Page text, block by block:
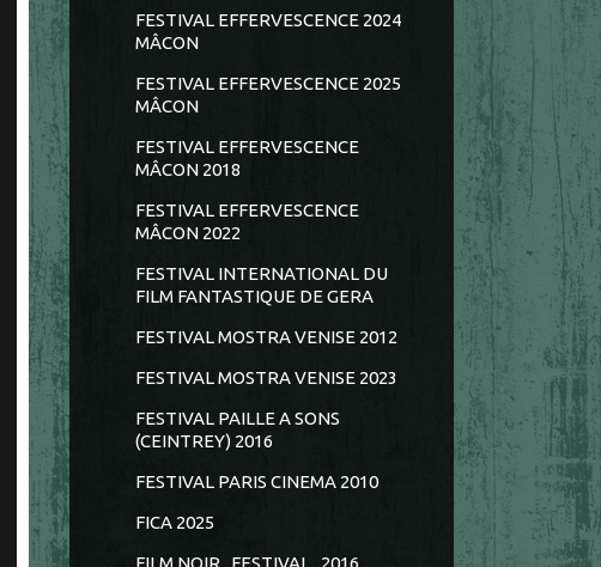
FESTIVAL EFFERVESCENCE 2024
MÂCON
FESTIVAL EFFERVESCENCE 2025
MÂCON
FESTIVAL EFFERVESCENCE
MÂCON 2018
FESTIVAL EFFERVESCENCE
MÂCON 2022
FESTIVAL INTERNATIONAL DU
FILM FANTASTIQUE DE GERA
FESTIVAL MOSTRA VENISE 2012
FESTIVAL MOSTRA VENISE 2023
FESTIVAL PAILLE A SONS
(CEINTREY) 2016
FESTIVAL PARIS CINEMA 2010
FICA 2025